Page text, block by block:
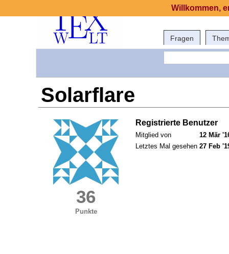
Fragen
Solarflare
36
Punkte
Registrierte Benutzer
Mitglied von
12 Mär
Letztes Mal gesehen 27 Feb
Willkommen,